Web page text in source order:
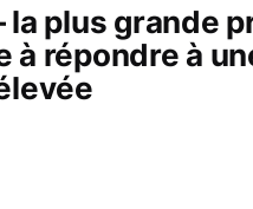
la plus grande
à répondre à